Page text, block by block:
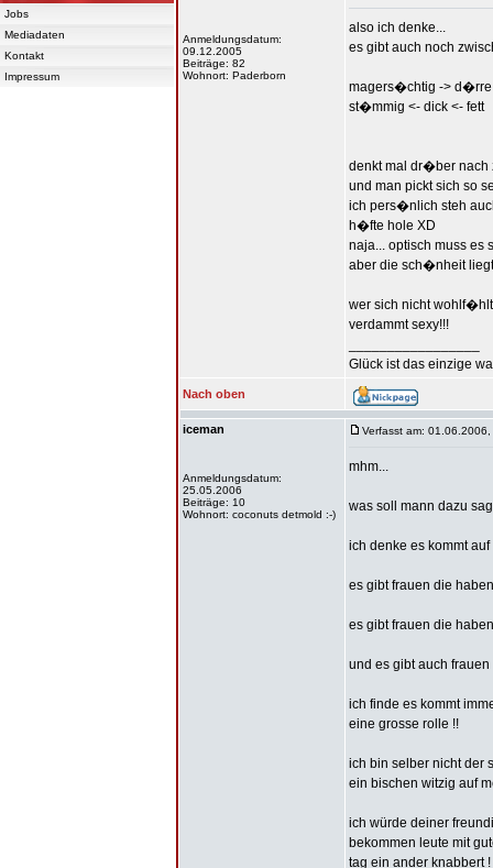
Jobs
Mediadaten
Kontakt
Impressum
Anmeldungsdatum:
09.12.2005
Beiträge: 82
Wohnort: Paderborn
also ich denke...
es gibt auch noch
magers�chtig -> d�rre
st�mmig <- dick <- fett
denkt mal dr�ber nach
und man pickt sich so
ich pers�nlich steh
h�fte hole XD
naja... optisch muss es
aber die sch�nheit
wer sich nicht
verdammt sexy!!!
Glück ist das einzige
Nach oben
iceman
Anmeldungsdatum:
25.05.2006
Beiträge: 10
Wohnort: coconuts detmold :-)
Verfasst am:
mhm...
was soll mann dazu
ich denke es kommt
es gibt frauen die
es gibt frauen die
und es gibt auch
ich finde es kommt
eine grosse rolle !!
ich bin selber nicht der
ein bischen witzig auf
ich würde deiner
bekommen leute mit
tag ein ander knabbert !